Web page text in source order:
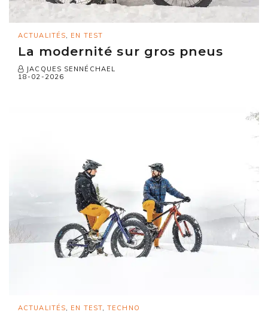
ACTUALITÉS, EN TEST
La modernité sur gros pneus
JACQUES SENNÉCHAEL
18-02-2026
ACTUALITÉS EN TEST,TECHNO